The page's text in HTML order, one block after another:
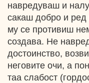
навредуваш и
сакаш добро и ред
му се противиш
создава. Не
достоинство,
неговите очи, а
таа слабост